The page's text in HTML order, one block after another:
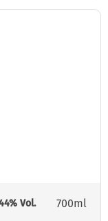
Vol. 700ml